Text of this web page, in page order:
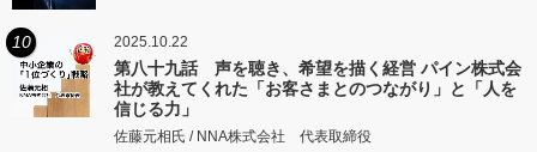
10 2025.10.22
第八十九話 声を聴き、希望を描く経営 パイン株式会
社が教えてくれた「お客さまとのつながり」と「人を
信じる力」
佐藤元相氏 / NNA株式会社 代表取締役